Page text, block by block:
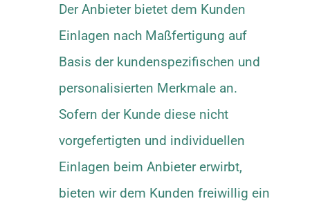
Der Anbieter bietet dem Kunden
Einlagen nach Maßfertigung auf
Basis der kundenspezifischen und
personalisierten Merkmale an.
Sofern der Kunde diese nicht
vorgefertigten und individuellen
Einlagen beim Anbieter erwirbt,
bieten wir dem Kunden freiwillig ein